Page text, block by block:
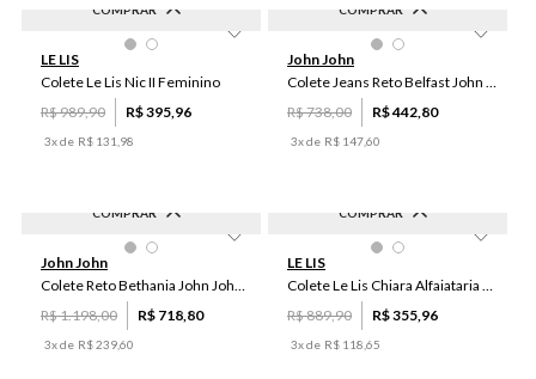
COMPRAR
50
48
46 38 34
LE LIS
Colete Le Lis Nic II Feminino
R$989,90 R$395,96
3x de R$ 131 98
COMPRAR
M
John John
Colete Jeans Reto Belfast John John Feminino
R$738,00 R$442,80
3x de R$ 14760
COMPRAR
M
John John
Colete Reto Bethania John John Feminino
R$1.198,00 R$ 718,80
3x de R$23960
COMPRAR
38
44
46 48 50
LE LIS
Colete Le Lis Chiara Alfaiataria Feminino
R$889,90 R$355,96
3x de R$ 118 65